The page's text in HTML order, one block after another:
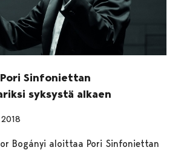
Sinfoniettan
syksystä alkaen
Bogányi aloittaa Pori Sinfoniettan